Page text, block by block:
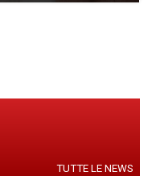
TUTTE LE NEWS